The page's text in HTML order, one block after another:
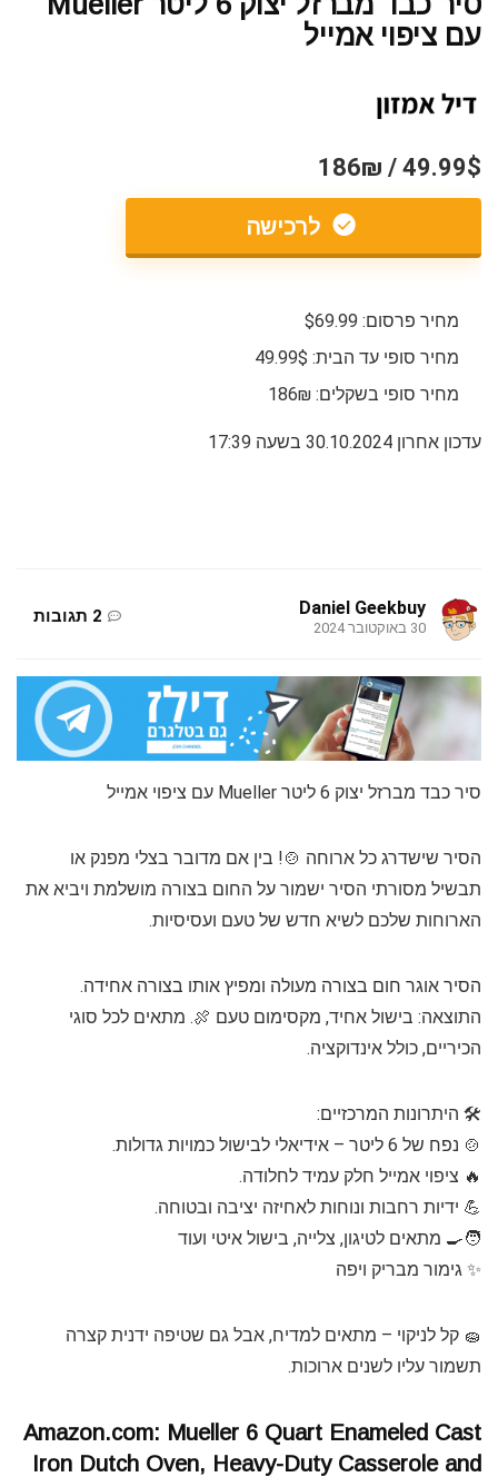
עם ציפוי אמייל
49.99$ / 186₪
לרכישה
מחיר פרסום: $69.99
מחיר סופי עד הבית: 49.99$
מחיר סופי בשקלים: 186₪
עדכון אחרון 30.10.2024 בשעה 17:39
Daniel Geekbuy
30 באוקטובר 2024
2 תגובות
סיר כבד מברזל יצוק 6 ליטר Mueller עם ציפוי אמייל
הסיר שישדרג כל ארוחה 🍲! בין אם מדובר בצלי מפנק או
תבשיל מסורתי הסיר ישמור על החום בצורה מושלמת ויביא את
הארוחות שלכם לשיא חדש של טעם ועסיסיות.
הסיר אוגר חום בצורה מעולה ומפיץ אותו בצורה אחידה.
התוצאה: בישול אחיד, מקסימום טעם 🍖. מתאים לכל סוגי
הכיריים, כולל אינדוקציה.
🛠 היתרונות המרכזיים:
🍲 נפח של 6 ליטר – אידיאלי לבישול כמויות גדולות.
🔥 ציפוי אמייל חלק עמיד לחלודה.
💪 ידיות רחבות ונוחות לאחיזה יציבה ובטוחה.
🧑‍🍳 מתאים לטיגון, צלייה, בישול איטי ועוד
✨ גימור מבריק ויפה
🧽 קל לניקוי – מתאים למדיח, אבל גם שטיפה ידנית קצרה
תשמור עליו לשנים ארוכות.
Amazon.com: Mueller 6 Quart Enameled Cast
Iron Dutch Oven, Heavy-Duty Casserole and